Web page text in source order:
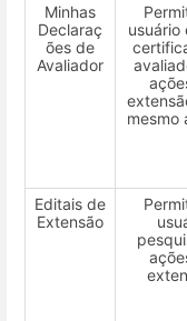
Minhas
Declaraç
ões de
Avaliador
usuário
mesmo
Editais de
Extensão